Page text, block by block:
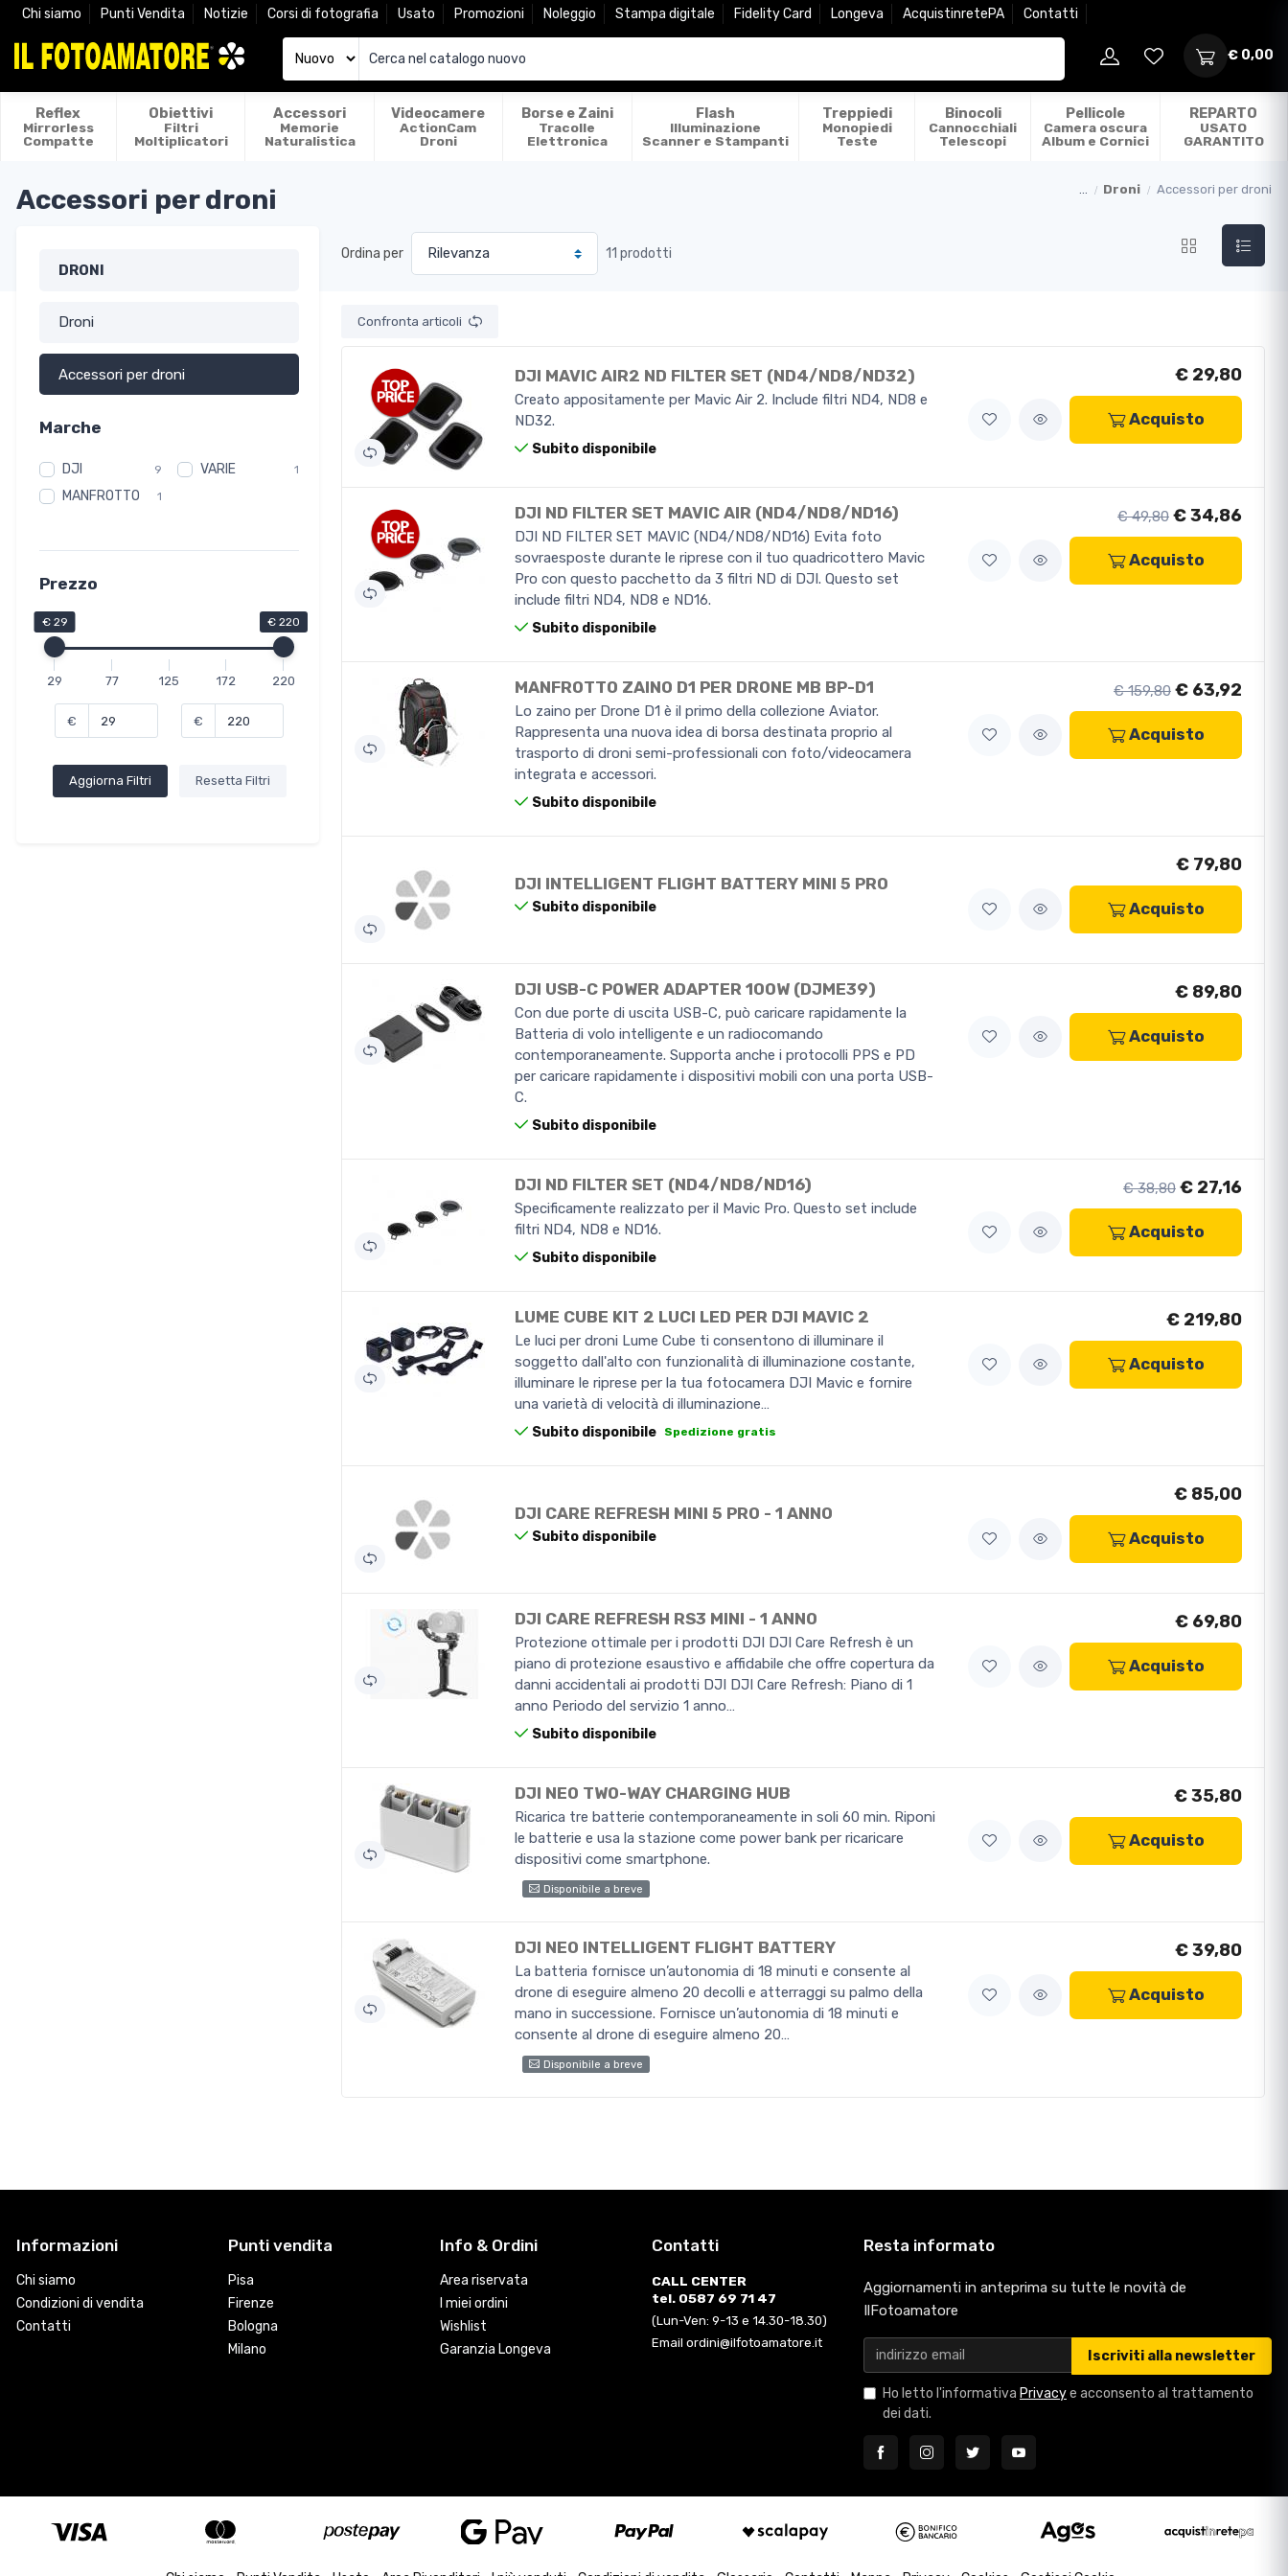
Chi siamo Punti Vendita Notizie Corsi di fotografia Usato Promozioni Noleggio Stampa digitale Fidelity Card Longeva AcquistinretePA Contatti
€ 0,00
Reflex
Mirrorless
Compatte
Obiettivi
Filtri
Moltiplicatori
Accessori
Memorie
Naturalistica
Videocamere
ActionCam
Droni
Borse e Zaini
Tracolle
Elettronica
Flash
Illuminazione
Scanner e Stampanti
Treppiedi
Monopiedi
Teste
Binocoli
Cannocchiali
Telescopi
Pellicole
Camera oscura
Album e Cornici
REPARTO
USATO
GARANTITO
Droni Accessori per droni
Accessori per droni
DRONI
Droni
Accessori per droni
Marche
DJI 9
MANFROTTO 1
VARIE 1
Prezzo
€ 29 € 220
29 77 125 172 220
€ €
Aggiorna Filtri Resetta Filtri
Ordina per 11 prodotti
Confronta articoli
DJI MAVIC AIR2 ND FILTER SET (ND4/ND8/ND32)
Creato appositamente per Mavic Air 2. Include filtri ND4, ND8 e
ND32.
Subito disponibile
€ 29,80
Acquisto
DJI ND FILTER SET MAVIC AIR (ND4/ND8/ND16)
DJI ND FILTER SET MAVIC (ND4/ND8/ND16) Evita foto
sovraesposte durante le riprese con il tuo quadricottero Mavic
Pro con questo pacchetto da 3 filtri ND di DJI. Questo set
include filtri ND4, ND8 e ND16.
Subito disponibile
€ 49,80 € 34,86
Acquisto
MANFROTTO ZAINO D1 PER DRONE MB BP-D1
Lo zaino per Drone D1 è il primo della collezione Aviator.
Rappresenta una nuova idea di borsa destinata proprio al
trasporto di droni semi-professionali con foto/videocamera
integrata e accessori.
Subito disponibile
€ 159,80 € 63,92
Acquisto
DJI INTELLIGENT FLIGHT BATTERY MINI 5 PRO
Subito disponibile
€ 79,80
Acquisto
DJI USB-C POWER ADAPTER 100W (DJME39)
Con due porte di uscita USB-C, può caricare rapidamente la
Batteria di volo intelligente e un radiocomando
contemporaneamente. Supporta anche i protocolli PPS e PD
per caricare rapidamente i dispositivi mobili con una porta USB-
C.
Subito disponibile
€ 89,80
Acquisto
DJI ND FILTER SET (ND4/ND8/ND16)
Specificamente realizzato per il Mavic Pro. Questo set include
filtri ND4, ND8 e ND16.
Subito disponibile
€ 38,80 € 27,16
Acquisto
LUME CUBE KIT 2 LUCI LED PER DJI MAVIC 2
Le luci per droni Lume Cube ti consentono di illuminare il
soggetto dall'alto con funzionalità di illuminazione costante,
illuminare le riprese per la tua fotocamera DJI Mavic e fornire
una varietà di velocità di illuminazione…
Subito disponibile Spedizione gratis
€ 219,80
Acquisto
DJI CARE REFRESH MINI 5 PRO - 1 ANNO
Subito disponibile
€ 85,00
Acquisto
DJI CARE REFRESH RS3 MINI - 1 ANNO
Protezione ottimale per i prodotti DJI DJI Care Refresh è un
piano di protezione esaustivo e affidabile che offre copertura da
danni accidentali ai prodotti DJI DJI Care Refresh: Piano di 1
anno Periodo del servizio 1 anno…
Subito disponibile
€ 69,80
Acquisto
DJI NEO TWO-WAY CHARGING HUB
Ricarica tre batterie contemporaneamente in soli 60 min. Riponi
le batterie e usa la stazione come power bank per ricaricare
dispositivi come smartphone.
Disponibile a breve
€ 35,80
Acquisto
DJI NEO INTELLIGENT FLIGHT BATTERY
La batteria fornisce un’autonomia di 18 minuti e consente al
drone di eseguire almeno 20 decolli e atterraggi su palmo della
mano in successione. Fornisce un’autonomia di 18 minuti e
consente al drone di eseguire almeno 20…
Disponibile a breve
€ 39,80
Acquisto
Informazioni
Chi siamo
Condizioni di vendita
Contatti
Punti vendita
Pisa
Firenze
Bologna
Milano
Info & Ordini
Area riservata
I miei ordini
Wishlist
Garanzia Longeva
Contatti
CALL CENTER
tel. 0587 69 71 47
(Lun-Ven: 9-13 e 14.30-18.30)
Email ordini@ilfotoamatore.it
Resta informato
Aggiornamenti in anteprima su tutte le novità de
IlFotoamatore
Iscriviti alla newsletter
Ho letto l'informativa Privacye acconsento al trattamento
dei dati.